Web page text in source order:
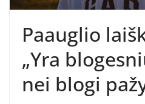
Paauglio
„Yra
nei blogi